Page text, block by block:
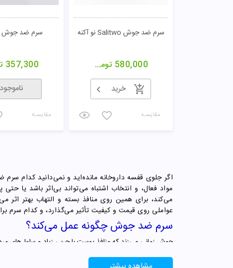
سرم ضد جوش Salitwo نو آکنه
580,000 تومان
خرید
مقایسـه
سرم ضد جوش
357,300
ناموجود
مقایسـه
اگر جلوی قفسه داروخانه مانده‌اید و نمی‌دانید کدام
مواد فعال، و انتخاب اشتباه می‌تواند بی‌اثر باشد
می‌کند، برای همین روی منافذ بسته و التهاب بهتر
عواملی روی قیمت و کیفیت تأثیر می‌گذارد، و کدام سرم
سرم ضد جوش چگونه عمل می‌کند؟
جوش زمانی می‌زند که منافذ پوست با چربی زیاد و سلول‌های
می‌شود و چربی روی صورت باقی نمی‌گذارد. به همین دلیل،